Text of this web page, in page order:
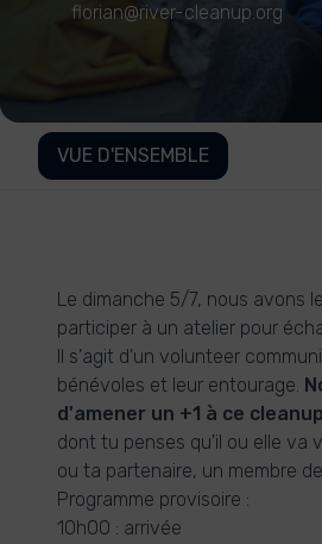
florian@river-cleanup.org
VUE D'ENSEMBLE
Le dimanche 5/7, nous avons
participer à un atelier pour
Il s'agit d'un volunteer
bénévoles et leur entourage.
d'amener un +1 à ce
dont tu penses qu'il ou elle va
ou ta partenaire, un membre
Programme provisoire :
10h00 : arrivée